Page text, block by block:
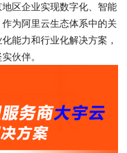
区企业实现数字化、智能
作为阿里云生态体系中的关
能力和行业化解决方案，
伙伴。